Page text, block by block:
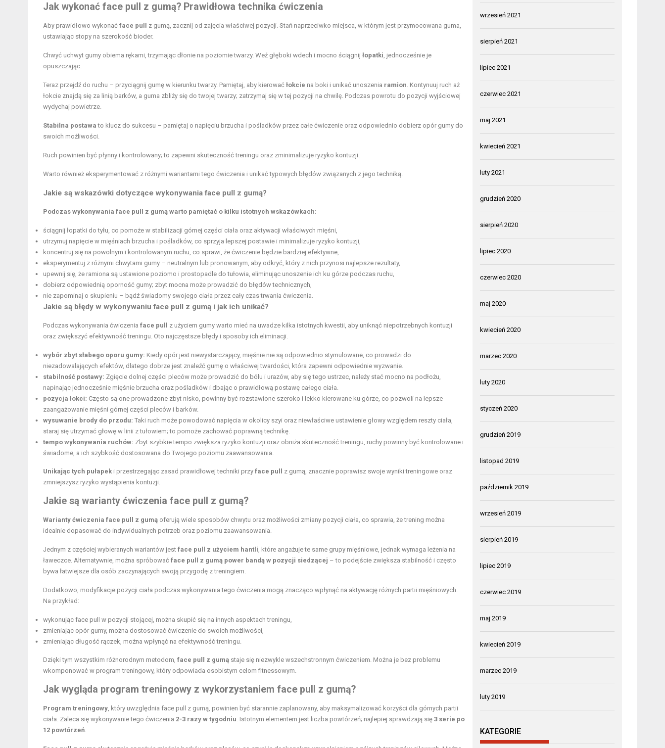
Jak wykonać face pull z gumą? Prawidłowa technika ćwiczenia
Aby prawidłowo wykonać face pull z gumą, zacznij od zajęcia właściwej pozycji. Stań naprzeciwko miejsca, w którym jest przymocowana guma,
ustawiając stopy na szerokość bioder.
Chwyć uchwyt gumy obiema rękami, trzymając dłonie na poziomie twarzy. Weź głęboki wdech i mocno ściągnij łopatki , jednocześnie je
opuszczając.
Teraz przejdź do ruchu – przyciągnij gumę w kierunku twarzy. Pamiętaj, aby kierować łokcie na boki i unikać unoszenia ramion . Kontynuuj ruch aż
łokcie znajdą się za linią barków, a guma zbliży się do twojej twarzy; zatrzymaj się w tej pozycji na chwilę. Podczas powrotu do pozycji wyjściowej
wydychaj powietrze.
Stabilna postawa to klucz do sukcesu – pamiętaj o napięciu brzucha i pośladków przez całe ćwiczenie oraz odpowiednio dobierz opór gumy do
swoich możliwości.
Ruch powinien być płynny i kontrolowany; to zapewni skuteczność treningu oraz zminimalizuje ryzyko kontuzji.
Warto również eksperymentować z różnymi wariantami tego ćwiczenia i unikać typowych błędów związanych z jego techniką.
Jakie są wskazówki dotyczące wykonywania face pull z gumą?
Podczas wykonywania face pull z gumą warto pamiętać o kilku istotnych wskazówkach:
ściągnij łopatki do tyłu, co pomoże w stabilizacji górnej części ciała oraz aktywacji właściwych mięśni,
utrzymuj napięcie w mięśniach brzucha i pośladków, co sprzyja lepszej postawie i minimalizuje ryzyko kontuzji,
koncentruj się na powolnym i kontrolowanym ruchu, co sprawi, że ćwiczenie będzie bardziej efektywne,
eksperymentuj z różnymi chwytami gumy – neutralnym lub pronowanym, aby odkryć, który z nich przynosi najlepsze rezultaty,
upewnij się, że ramiona są ustawione poziomo i prostopadle do tułowia, eliminując unoszenie ich ku górze podczas ruchu,
dobierz odpowiednią oporność gumy; zbyt mocna może prowadzić do błędów technicznych,
nie zapominaj o skupieniu – bądź świadomy swojego ciała przez cały czas trwania ćwiczenia.
Jakie są błędy w wykonywaniu face pull z gumą i jak ich unikać?
Podczas wykonywania ćwiczenia face pull z użyciem gumy warto mieć na uwadze kilka istotnych kwestii, aby uniknąć niepotrzebnych kontuzji
oraz zwiększyć efektywność treningu. Oto najczęstsze błędy i sposoby ich eliminacji.
wybór zbyt słabego oporu gumy: Kiedy opór jest niewystarczający, mięśnie nie są odpowiednio stymulowane, co prowadzi do
niezadowalających efektów, dlatego dobrze jest znaleźć gumę o właściwej twardości, która zapewni odpowiednie wyzwanie.
stabilność postawy: Zgięcie dolnej części pleców może prowadzić do bólu i urazów, aby się tego ustrzec, należy stać mocno na podłożu,
napinając jednocześnie mięśnie brzucha oraz pośladków i dbając o prawidłową postawę całego ciała.
pozycja łokci: Często są one prowadzone zbyt nisko, powinny być rozstawione szeroko i lekko kierowane ku górze, co pozwoli na lepsze
zaangażowanie mięśni górnej części pleców i barków.
wysuwanie brody do przodu: Taki ruch może powodować napięcia w okolicy szyi oraz niewłaściwe ustawienie głowy względem reszty ciała,
staraj się utrzymać głowę w linii z tułowiem; to pomoże zachować poprawną technikę.
tempo wykonywania ruchów: Zbyt szybkie tempo zwiększa ryzyko kontuzji oraz obniża skuteczność treningu, ruchy powinny być kontrolowane i
świadome, a ich szybkość dostosowana do Twojego poziomu zaawansowania.
Unikając tych pułapek i przestrzegając zasad prawidłowej techniki przy face pull z gumą, znacznie poprawisz swoje wyniki treningowe oraz
zmniejszysz ryzyko wystąpienia kontuzji.
Jakie są warianty ćwiczenia face pull z gumą?
Warianty ćwiczenia face pull z gumą oferują wiele sposobów chwytu oraz możliwości zmiany pozycji ciała, co sprawia, że trening można
idealnie dopasować do indywidualnych potrzeb oraz poziomu zaawansowania.
Jednym z częściej wybieranych wariantów jest face pull z użyciem hantli , które angażuje te same grupy mięśniowe, jednak wymaga leżenia na
ławeczce. Alternatywnie, można spróbować face pull z gumą power bandą w pozycji siedzącej – to podejście zwiększa stabilność i często
bywa łatwiejsze dla osób zaczynających swoją przygodę z treningiem.
Dodatkowo, modyfikacje pozycji ciała podczas wykonywania tego ćwiczenia mogą znacząco wpłynąć na aktywację różnych partii mięśniowych.
Na przykład:
wykonując face pull w pozycji stojącej, można skupić się na innych aspektach treningu,
zmieniając opór gumy, można dostosować ćwiczenie do swoich możliwości,
zmieniając długość rączek, można wpłynąć na efektywność treningu.
Dzięki tym wszystkim różnorodnym metodom, face pull z gumą staje się niezwykle wszechstronnym ćwiczeniem. Można je bez problemu
wkomponować w program treningowy, który odpowiada osobistym celom fitnessowym.
Jak wygląda program treningowy z wykorzystaniem face pull z gumą?
Program treningowy , który uwzględnia face pull z gumą, powinien być starannie zaplanowany, aby maksymalizować korzyści dla górnych partii
ciała. Zaleca się wykonywanie tego ćwiczenia 2-3 razy w tygodniu . Istotnym elementem jest liczba powtórzeń; najlepiej sprawdzają się 3 serie po
12 powtórzeń
wrzesień 2021
sierpień 2021
lipiec 2021
czerwiec 2021
maj 2021
kwiecień 2021
luty 2021
grudzień 2020
sierpień 2020
lipiec 2020
czerwiec 2020
maj 2020
kwiecień 2020
marzec 2020
luty 2020
styczeń 2020
grudzień 2019
listopad 2019
październik 2019
wrzesień 2019
sierpień 2019
lipiec 2019
czerwiec 2019
maj 2019
kwiecień 2019
marzec 2019
luty 2019
KATEGORIE